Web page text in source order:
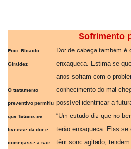
.
Sofrimento
Foto: Ricardo
Giraldez
O tratamento
preventivo permitiu
que Tatiana se
livrasse da dor e
começasse a sair
Dor de cabeça também
enxaqueca. Estima-se
anos sofram com o
conhecimento do mal
possível identificar a
“Um estudo diz que no
terão enxaqueca. Elas se
têm sono agitado,